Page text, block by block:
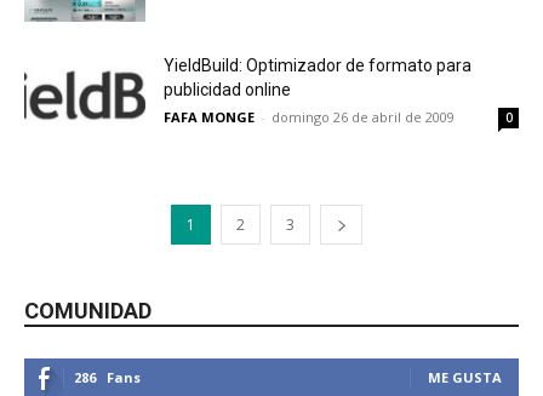
YieldBuild: Optimizador de formato para
publicidad online
FAFA MONGE - domingo 26 de abril de 2009 0
1 2 3
COMUNIDAD
286 Fans ME GUSTA